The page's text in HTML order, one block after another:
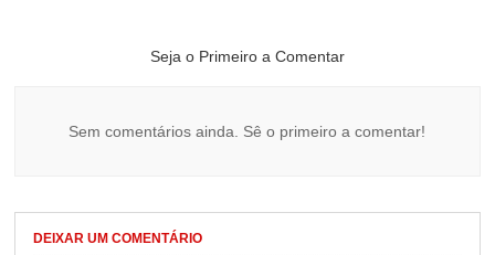
Seja o Primeiro a Comentar
Sem comentários ainda. Sê o primeiro a comentar!
DEIXAR UM COMENTÁRIO